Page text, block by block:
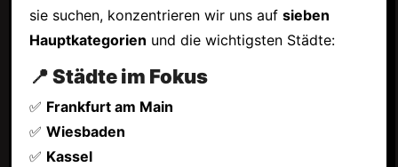
sie suchen, konzentrieren wir uns auf sieben
Hauptkategorien und die wichtigsten Städte:
📍 Städte im Fokus
✅ Frankfurt am Main
✅ Wiesbaden
✅ Kassel